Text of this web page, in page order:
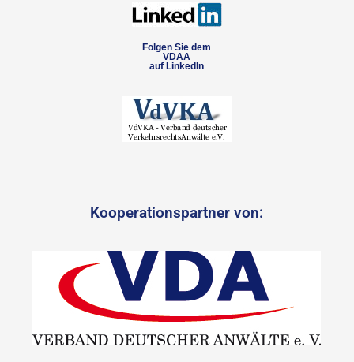
Folgen Sie dem
VDAA
auf LinkedIn
Kooperationspartner von: